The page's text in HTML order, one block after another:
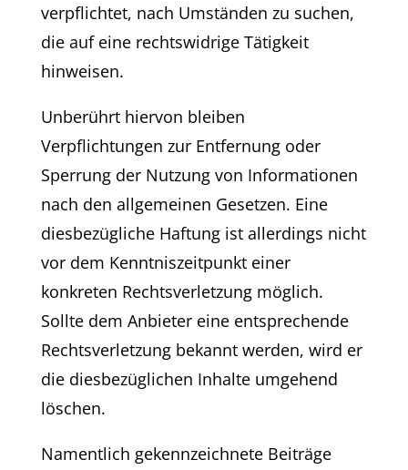
verpflichtet, nach Umständen zu suchen,
die auf eine rechtswidrige Tätigkeit
hinweisen.
Unberührt hiervon bleiben
Verpflichtungen zur Entfernung oder
Sperrung der Nutzung von Informationen
nach den allgemeinen Gesetzen. Eine
diesbezügliche Haftung ist allerdings nicht
vor dem Kenntniszeitpunkt einer
konkreten Rechtsverletzung möglich.
Sollte dem Anbieter eine entsprechende
Rechtsverletzung bekannt werden, wird er
die diesbezüglichen Inhalte umgehend
löschen.
Namentlich gekennzeichnete Beiträge